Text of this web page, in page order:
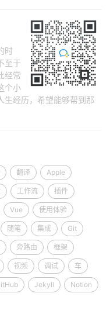
时
至于
经常
个小
生经历，希望能够帮到那
翻译 Apple
工作流 插件
Vue 使用体验
随笔 集成 Git
旁路由 框架
视频 调试 车
Jekyll Notion